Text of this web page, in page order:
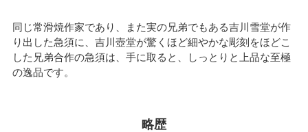
同じ常滑焼作家であり、また実の兄弟でもある吉川雪堂が作
り出した急須に、吉川壺堂が驚くほど細やかな彫刻をほどこ
した兄弟合作の急須は、手に取ると、しっとりと上品な至極
の逸品です。
略歴